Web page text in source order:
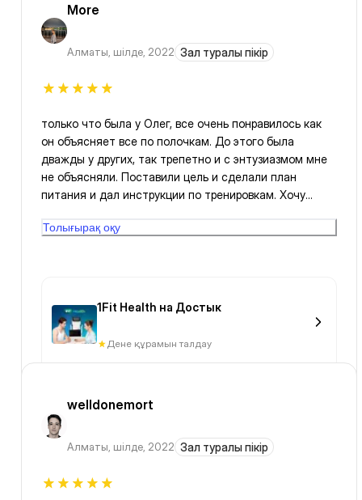
More
Алматы, шілде, 2022 Зал туралы пікір
только что была у Олег, все очень понравилось как
он объясняет все по полочкам. До этого была
дважды у других, так трепетно и с энтузиазмом мне
не объясняли. Поставили цель и сделали план
питания и дал инструкции по тренировкам. Хочу
Толығырақ оқу
1Fit Health на Достык
Дене құрамын талдау
welldonemort
Алматы, шілде, 2022 Зал туралы пікір